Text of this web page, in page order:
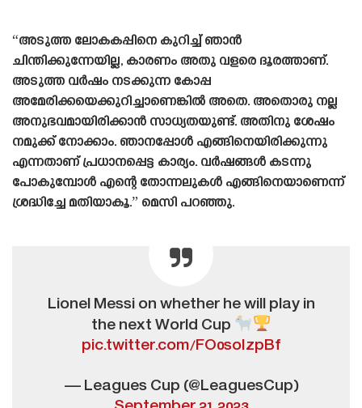
“അടുത്ത ലോകകപ്പിനെ കുറിച്ച് ഞാൻ
ചിന്തിക്കുന്നേയില്ല, കാരണം അതു വളരെ ദൂരത്താണ്.
അടുത്ത വർഷം നടക്കുന്ന കോപ്പ
അമേരിക്കയെക്കുറിച്ചാണെങ്കിൽ അതെ. അതൊരു നല്ല
അനുഭവമായിരിക്കാൻ സാധ്യതയുണ്ട്. അതിനു ശേഷം
നമുക്ക് നോക്കാം. ഞാനപ്പോൾ എങ്ങിനെയിരിക്കുന്നു
എന്നതാണ് പ്രധാനപ്പെട്ട കാര്യം. വർഷങ്ങൾ കടന്നു
പോകുമ്പോൾ എന്റെ തോന്നലുകൾ എങ്ങിനെയാണെന്ന്
ശ്രദ്ധിച്ചേ മതിയാകൂ.” മെസി പറഞ്ഞു.
Lionel Messi on whether he will play in
the next World Cup
pic.twitter.com/FO0soIzpBf
— Leagues Cup (@LeaguesCup)